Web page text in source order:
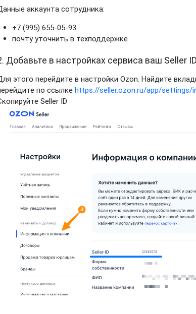
аккаунта сотрудника:
+7 (995) 655-05-93
почту уточнить в техподдержке
Добавьте в настройках сервиса ваш Seller
этого перейдите в настройки Ozon. Найдите
по ссылкеhttps://seller.ozon.ru/app/settings/
Seller ID